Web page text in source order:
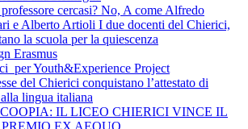
cercasi? No, A come Alfredo
e Alberto Artioli I due docenti del Chierici,
la scuola per la quiescenza
Erasmus
per Youth&Experience Project
del Chierici conquistano l’attestato di
lingua italiana
IL LICEO CHIERICI VINCE IL